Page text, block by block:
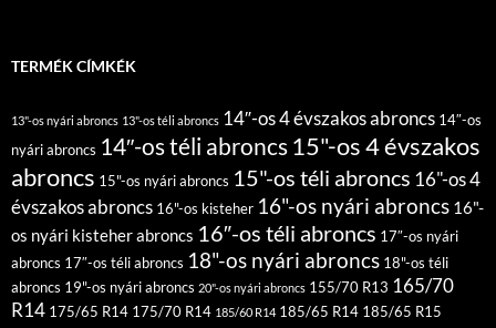
TERMÉK CÍMKÉK
13"-os nyári abroncs 13"-os téli abroncs 14″-os 4 évszakos abroncs 14″-os
nyári abroncs 14″-os téli abroncs15"-os 4 évszakos
abroncs 15"-os nyári abroncs 15"-os téli abroncs 16"-os 4
évszakos abroncs 16"-os kisteher 16"-os nyári abroncs 16"-
os nyári kisteher abroncs 16″-os téli abroncs 17″-os nyári
abroncs 17″-os téli abroncs 18"-os nyári abroncs 18"-os téli
abroncs 19"-os nyári abroncs 20"-os nyári abroncs 155/70 R13 165/70
R14 175/65 R14 175/70 R14 185/60 R14 185/65 R14 185/65 R15